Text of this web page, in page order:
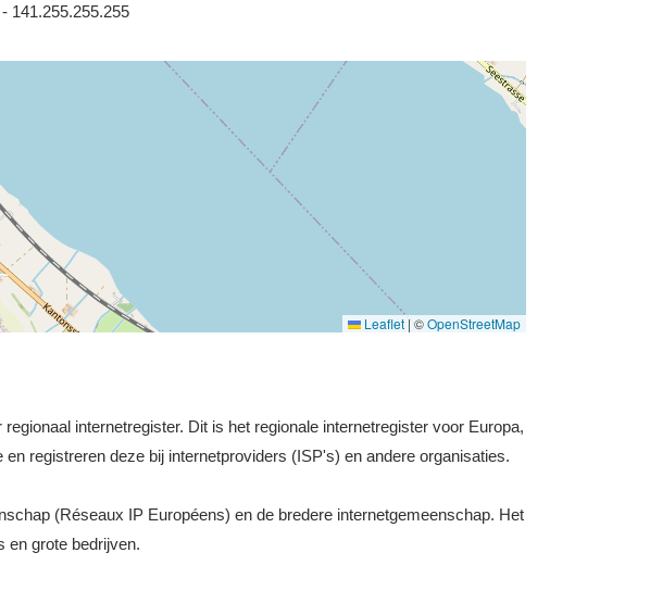
141.255.255.255
Leaflet | ©OpenStreetMap
internetregister. Dit is het regionale internetregister voor Europa,
registreren deze bij internetproviders (ISP's) en andere organisaties.
(Réseaux IP Européens) en de bredere internetgemeenschap. Het
en grote bedrijven.